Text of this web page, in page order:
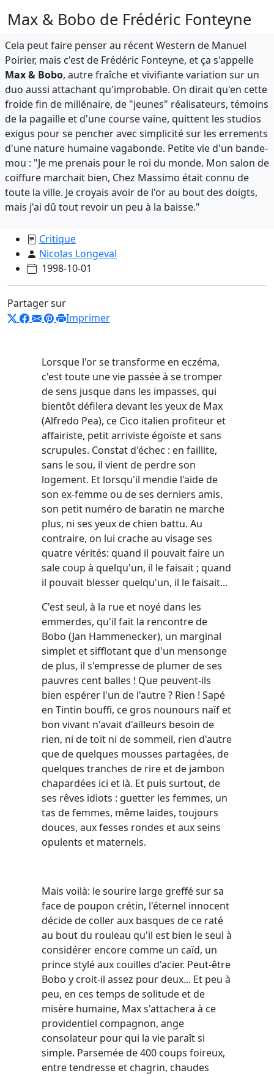
Max & Bobo de Frédéric Fonteyne
Cela peut faire penser au récent Western de Manuel
Poirier, mais c'est de Frédéric Fonteyne, et ça s'appelle
Max & Bobo, autre fraîche et vivifiante variation sur un
duo aussi attachant qu'improbable. On dirait qu'en cette
froide fin de millénaire, de "jeunes" réalisateurs, témoins
de la pagaille et d'une course vaine, quittent les studios
exigus pour se pencher avec simplicité sur les errements
d'une nature humaine vagabonde. Petite vie d'un bande-
mou : "Je me prenais pour le roi du monde. Mon salon de
coiffure marchait bien, Chez Massimo était connu de
toute la ville. Je croyais avoir de l'or au bout des doigts,
mais j'ai dû tout revoir un peu à la baisse."
Critique
Nicolas Longeval
1998-10-01
Partager sur
Imprimer
Lorsque l'or se transforme en eczéma,
c'est toute une vie passée à se tromper
de sens jusque dans les impasses, qui
bientôt défilera devant les yeux de Max
(Alfredo Pea), ce Cico italien profiteur et
affairiste, petit arriviste égoïste et sans
scrupules. Constat d'échec : en faillite,
sans le sou, il vient de perdre son
logement. Et lorsqu'il mendie l'aide de
son ex-femme ou de ses derniers amis,
son petit numéro de baratin ne marche
plus, ni ses yeux de chien battu. Au
contraire, on lui crache au visage ses
quatre vérités: quand il pouvait faire un
sale coup à quelqu'un, il le faisait ; quand
il pouvait blesser quelqu'un, il le faisait...
C'est seul, à la rue et noyé dans les
emmerdes, qu'il fait la rencontre de
Bobo (Jan Hammenecker), un marginal
simplet et sifflotant que d'un mensonge
de plus, il s'empresse de plumer de ses
pauvres cent balles ! Que peuvent-ils
bien espérer l'un de l'autre ? Rien ! Sapé
en Tintin bouffi, ce gros nounours naïf et
bon vivant n'avait d'ailleurs besoin de
rien, ni de toit ni de sommeil, rien d'autre
que de quelques mousses partagées, de
quelques tranches de rire et de jambon
chapardées ici et là. Et puis surtout, de
ses rêves idiots : guetter les femmes, un
tas de femmes, même laides, toujours
douces, aux fesses rondes et aux seins
opulents et maternels.
Mais voilà: le sourire large greffé sur sa
face de poupon crétin, l'éternel innocent
décide de coller aux basques de ce raté
au bout du rouleau qu'il est bien le seul à
considérer encore comme un caïd, un
prince stylé aux couilles d'acier. Peut-être
Bobo y croit-il assez pour deux... Et peu à
peu, en ces temps de solitude et de
misère humaine, Max s'attachera à ce
providentiel compagnon, ange
consolateur pour qui la vie paraît si
simple. Parsemée de 400 coups foireux,
entre tendresse et chagrin, chaudes